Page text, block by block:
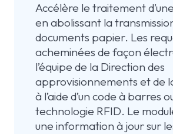
Accélère le traitement
en abolissant la
documents papier. Les
acheminées de façon
l’équipe de la Direction des
approvisionnements et de
à l’aide d’un code à barres
technologie RFID. Le
une information à jour sur